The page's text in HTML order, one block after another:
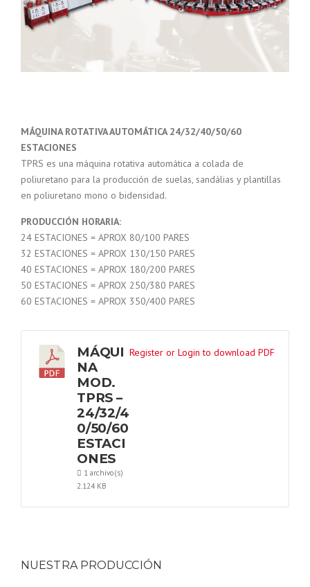
MÁQUINA ROTATIVA AUTOMÁTICA 24/32/40/50/60
ESTACIONES
TPRS es una máquina rotativa automática a colada de
poliuretano para la producción de suelas, sandálias y plantillas
en poliuretano mono o bidensidad.
PRODUCCIÓN HORARIA:
24 ESTACIONES = APROX 80/100 PARES
32 ESTACIONES = APROX 130/150 PARES
40 ESTACIONES = APROX 180/200 PARES
50 ESTACIONES = APROX 250/380 PARES
60 ESTACIONES = APROX 350/400 PARES
MÁQUI
NA
MOD.
TPRS –
24/32/4
0/50/60
ESTACI
ONES
1 archivo(s)
2.124 KB
Register or Login to download PDF
NUESTRA PRODUCCIÓN